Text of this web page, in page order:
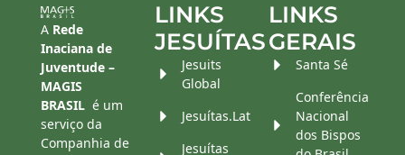
A Rede
Inaciana de
Juventude –
MAGIS
BRASIL é um
serviço da
Companhia de
LINKS
JESUÍTAS
Jesuits
Global
Jesuítas.Lat
Jesuítas
LINKS
GERAIS
Santa Sé
Conferência
Nacional
dos Bispos